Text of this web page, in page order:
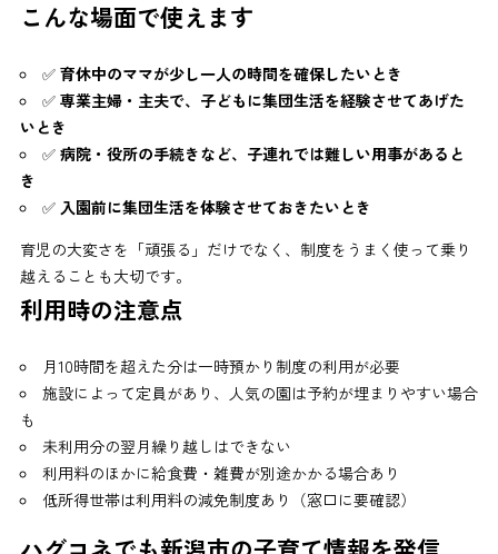
こんな場面で使えます
✅ 育休中のママが少し一人の時間を確保したいとき
✅ 専業主婦・主夫で、子どもに集団生活を経験させてあげた
いとき
✅ 病院・役所の手続きなど、子連れでは難しい用事があると
き
✅ 入園前に集団生活を体験させておきたいとき
育児の大変さを「頑張る」だけでなく、制度をうまく使って乗り
越えることも大切です。
利用時の注意点
月10時間を超えた分は一時預かり制度の利用が必要
施設によって定員があり、人気の園は予約が埋まりやすい場合
も
未利用分の翌月繰り越しはできない
利用料のほかに給食費・雑費が別途かかる場合あり
低所得世帯は利用料の減免制度あり（窓口に要確認）